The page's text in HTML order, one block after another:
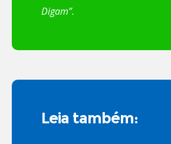
Digam”.
Leia também: